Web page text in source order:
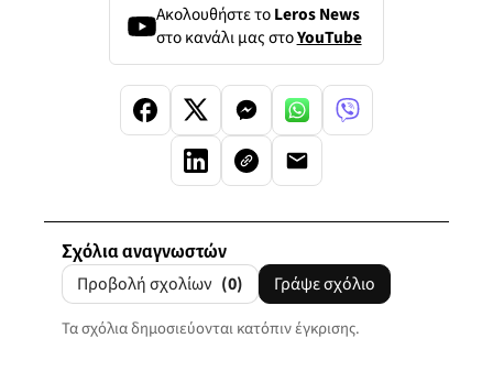
Ακολουθήστε τοLeros News
στο κανάλι μας στοYouTube
Σχόλια αναγνωστών
Προβολή σχολίων (0) Γράψε σχόλιο
Τα σχόλια δημοσιεύονται κατόπιν έγκρισης.